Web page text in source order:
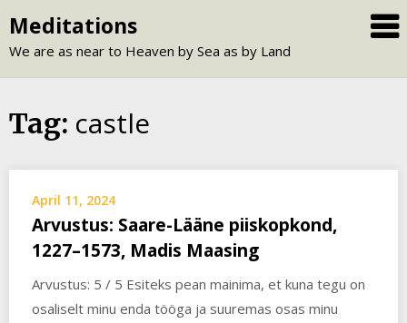
to
content
Meditations
We are as near to Heaven by Sea as by Land
Tag: castle
April 11, 2024
Arvustus: Saare-Lääne piiskopkond,
1227–1573, Madis Maasing
Arvustus: 5 / 5 Esiteks pean mainima, et kuna tegu on
osaliselt minu enda tööga ja suuremas osas minu